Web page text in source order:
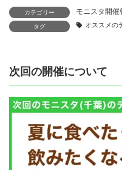
カテゴリー モニスタ開催
タグ オススメの
次回の開催について